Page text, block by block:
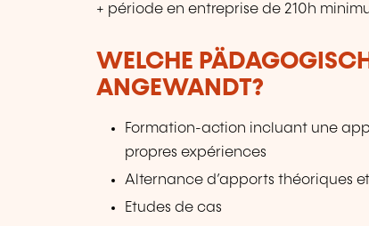
+ période en entreprise de 210h
WELCHE
ANGEWANDT?
Formation-action incluant une
propres expériences
Alternance d’apports théoriques
Etudes de cas